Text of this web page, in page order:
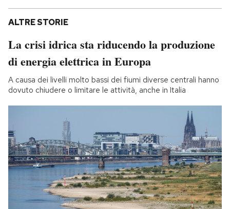
ALTRE STORIE
La crisi idrica sta riducendo la produzione
di energia elettrica in Europa
A causa dei livelli molto bassi dei fiumi diverse centrali hanno
dovuto chiudere o limitare le attività, anche in Italia